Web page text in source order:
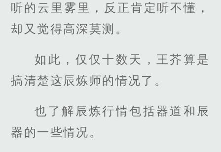
听的云里雾里，反正肯定听不懂，
却又觉得高深莫测。
如此，仅仅十数天，王芥算是
搞清楚这辰炼师的情况了。
也了解辰炼行情包括器道和辰
器的一些情况。